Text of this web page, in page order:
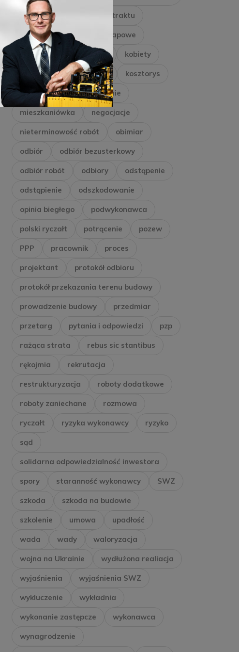
inwestor Inżynier Kontraktu
kara umowna kary etapowe
kary umowne kaucja kobiety
konsorcjum kontrakt kosztorys
marketing miarkowanie
mieszkaniówka negocjacje
nieterminowość robót obimiar
odbiór odbiór bezusterkowy
odbiór robót odbiory odstąpenie
odstąpienie odszkodowanie
opinia biegłego podwykonawca
polski ryczałt potrącenie pozew
PPP pracownik proces
projektant protokół odbioru
protokół przekazania terenu budowy
prowadzenie budowy przedmiar
przetarg pytania i odpowiedzi pzp
rażąca strata rebus sic stantibus
rękojmia rekrutacja
restrukturyzacja roboty dodatkowe
roboty zaniechane rozmowa
ryczałt ryzyka wykonawcy ryzyko
sąd
solidarna odpowiedzialność inwestora
spory staranność wykonawcy SWZ
szkoda szkoda na budowie
szkolenie umowa upadłość
wada wady waloryzacja
wojna na Ukrainie wydłużona realiacja
wyjaśnienia wyjaśnienia SWZ
wykluczenie wykładnia
wykonanie zastępcze wykonawca
wynagrodzenie